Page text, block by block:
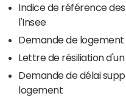
Indice de référence
l'Insee
Demande de logement
Lettre de résiliation
Demande de délai
logement